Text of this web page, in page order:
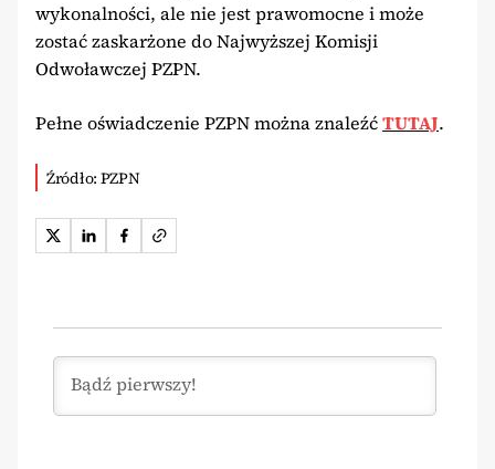
wykonalności, ale nie jest prawomocne i może
zostać zaskarżone do Najwyższej Komisji
Odwoławczej PZPN.
Pełne oświadczenie PZPN można znaleźćTUTAJ.
Źródło: PZPN